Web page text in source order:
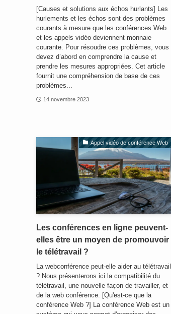
[Causes et solutions aux échos hurlants] Les
hurlements et les échos sont des problèmes
courants à mesure que les conférences Web
et les appels vidéo deviennent monnaie
courante. Pour résoudre ces problèmes, vous
devez d’abord en comprendre la cause et
prendre les mesures appropriées. Cet article
fournit une compréhension de base de ces
problèmes...
14 novembre 2023
Appel vidéo de conférence Web
Les conférences en ligne peuvent-
elles être un moyen de promouvoir
le télétravail ?
La webconférence peut-elle aider au télétravail
? Nous présenterons ici la compatibilité du
télétravail, une nouvelle façon de travailler, et
de la web conférence. [Qu'est-ce que la
conférence Web ?] La conférence Web est un